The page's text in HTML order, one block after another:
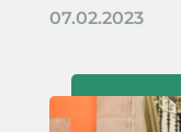
07.02.2023